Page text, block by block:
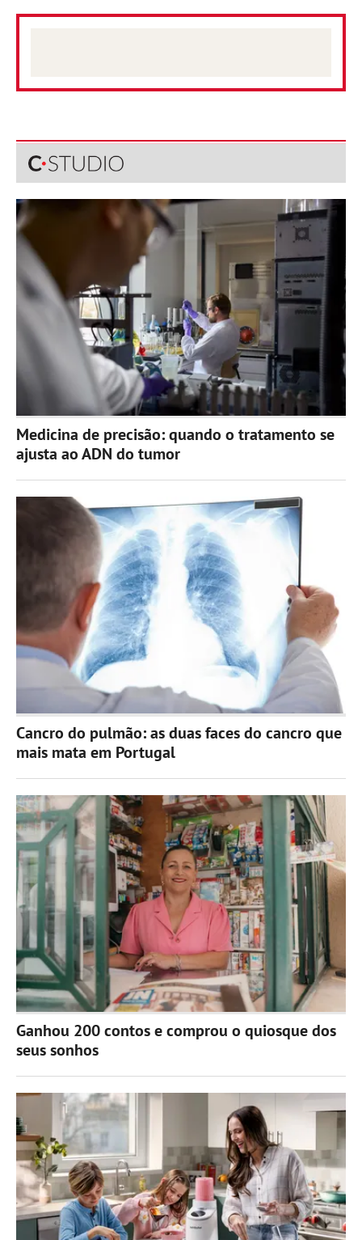
Medicina de precisão: quando o tratamento se
ajusta ao ADN do tumor
Cancro do pulmão: as duas faces do cancro que
mais mata em Portugal
Ganhou 200 contos e comprou o quiosque dos
seus sonhos